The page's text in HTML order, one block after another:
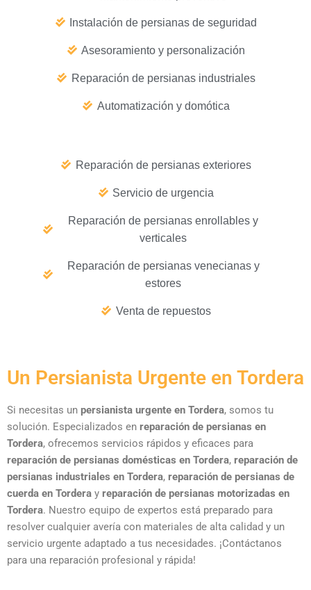
Instalación de persianas de seguridad
Asesoramiento y personalización
Reparación de persianas industriales
Automatización y domótica
Reparación de persianas exteriores
Servicio de urgencia
Reparación de persianas enrollables y
verticales
Reparación de persianas venecianas y
estores
Venta de repuestos
Un Persianista Urgente en Tordera
Si necesitas un persianista urgente en Tordera, somos tu
solución. Especializados en reparación de persianas en
Tordera, ofrecemos servicios rápidos y eficaces para
reparación de persianas domésticas en Tordera, reparación de
persianas industriales en Tordera, reparación de persianas de
cuerda en Tordera y reparación de persianas motorizadas en
Tordera. Nuestro equipo de expertos está preparado para
resolver cualquier avería con materiales de alta calidad y un
servicio urgente adaptado a tus necesidades. ¡Contáctanos
para una reparación profesional y rápida!